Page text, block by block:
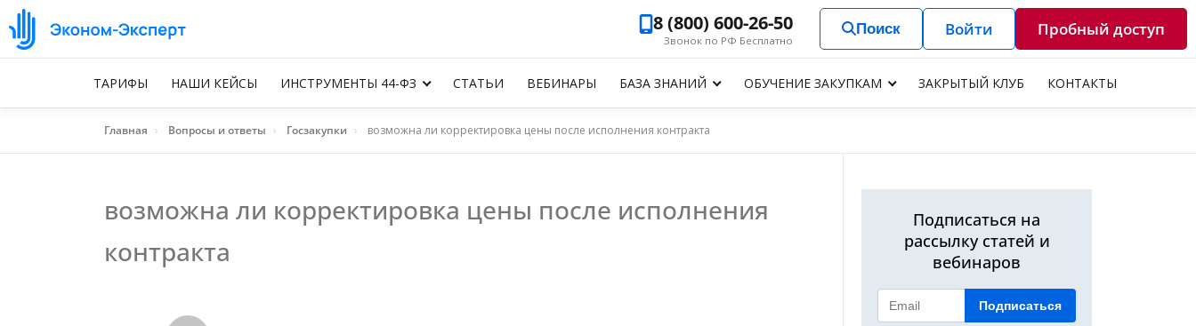
8 (800) 600-26-50
Звонок по РФ Бесплатно
Поиск Войти Пробный доступ
ТАРИФЫ НАШИ КЕЙСЫ ИНСТРУМЕНТЫ 44-ФЗ СТАТЬИ ВЕБИНАРЫ БАЗА ЗНАНИЙ ОБУЧЕНИЕ ЗАКУПКАМ ЗАКРЫТЫЙ КЛУБ КОНТАКТЫ
Главная › Вопросы и ответы › Госзакупки › возможна ли корректировка цены после исполнения контракта
возможна ли корректировка цены после исполнения
контракта
Подписаться на
рассылку статей и
вебинаров
Подписаться